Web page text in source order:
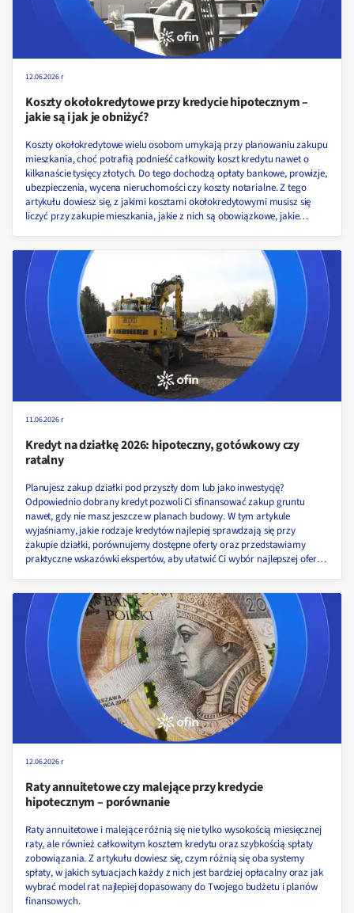
12.06.2026 r
Koszty okołokredytowe przy kredycie hipotecznym –
jakie są i jak je obniżyć?
Koszty okołokredytowe wielu osobom umykają przy planowaniu zakupu
mieszkania, choć potrafią podnieść całkowity koszt kredytu nawet o
kilkanaście tysięcy złotych. Do tego dochodzą opłaty bankowe, prowizje,
ubezpieczenia, wycena nieruchomości czy koszty notarialne. Z tego
artykułu dowiesz się, z jakimi kosztami okołokredytowymi musisz się
liczyć przy zakupie mieszkania, jakie z nich są obowiązkowe, jakie
11.06.2026 r
Kredyt na działkę 2026: hipoteczny, gotówkowy czy
ratalny
Planujesz zakup działki pod przyszły dom lub jako inwestycję?
Odpowiednio dobrany kredyt pozwoli Ci sfinansować zakup gruntu
nawet, gdy nie masz jeszcze w planach budowy. W tym artykule
wyjaśniamy, jakie rodzaje kredytów najlepiej sprawdzają się przy
zakupie działki, porównujemy dostępne oferty oraz przedstawiamy
praktyczne wskazówki ekspertów, aby ułatwić Ci wybór najlepszej oferty
12.06.2026 r
Raty annuitetowe czy malejące przy kredycie
hipotecznym – porównanie
Raty annuitetowe i malejące różnią się nie tylko wysokością miesięcznej
raty, ale również całkowitym kosztem kredytu oraz szybkością spłaty
zobowiązania. Z artykułu dowiesz się, czym różnią się oba systemy
spłaty, w jakich sytuacjach każdy z nich jest bardziej opłacalny oraz jak
wybrać model rat najlepiej dopasowany do Twojego budżetu i planów
finansowych.